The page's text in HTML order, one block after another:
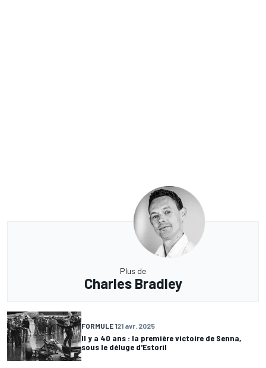
Plus de
Charles Bradley
FORMULE 121 avr. 2025
Il y a 40 ans : la première victoire de Senna,
sous le déluge d'Estoril